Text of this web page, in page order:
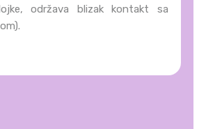
održava blizak kontakt sa